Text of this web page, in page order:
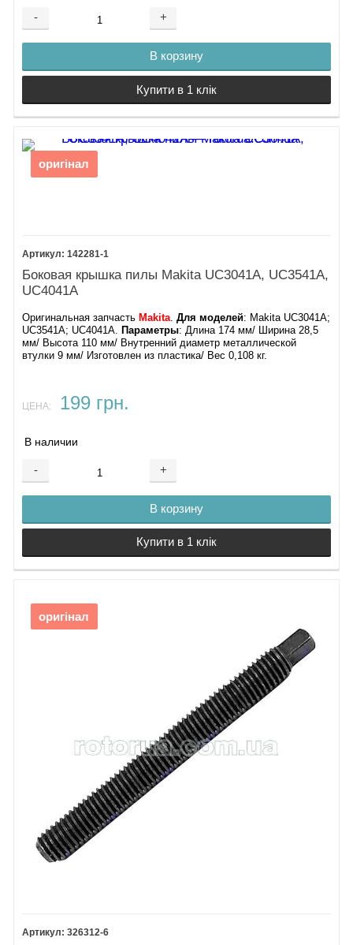
- +
В корзину
Купити в 1 клік
оригінал
142281-1
Боковая крышка пилы Makita UC3041A, UC3541A,
UC4041A
Оригинальная запчасть Makita.Для моделей: Makita UC3041A;
UC3541A; UC4041A. Параметры: Длина 174 мм/ Ширина 28,5
мм/ Высота 110 мм/ Внутренний диаметр металлической
втулки 9 мм/ Изготовлен из пластика/ Вес 0,108 кг.
ЦЕНА: 199 грн.
В наличии
- +
В корзину
Купити в 1 клік
оригінал
326312-6